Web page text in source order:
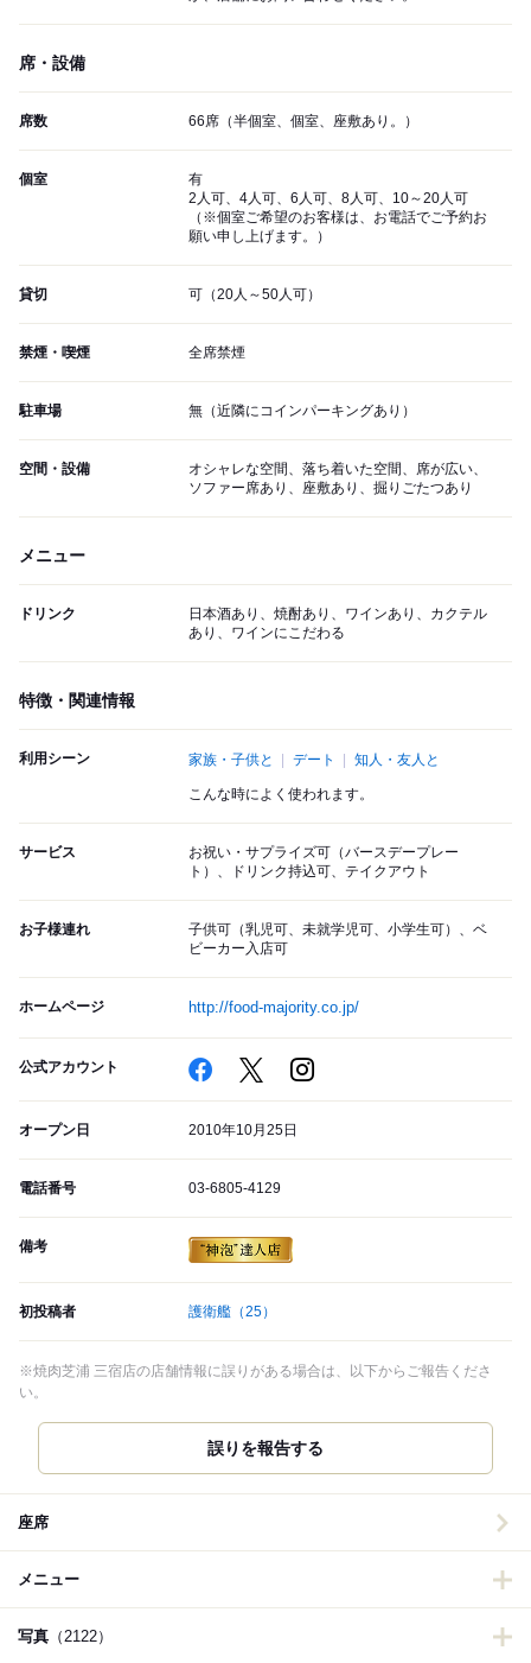
席・設備
席数 66席（半個室、個室、座敷あり。）
個室
有
2人可、4人可、6人可、8人可、10～20人可
（※個室ご希望のお客様は、お電話でご予約お
願い申し上げます。）
貸切 可（20人～50人可）
禁煙・喫煙 全席禁煙
駐車場 無（近隣にコインパーキングあり）
空間・設備
オシャレな空間、落ち着いた空間、席が広い、
ソファー席あり、座敷あり、掘りごたつあり
メニュー
ドリンク
日本酒あり、焼酎あり、ワインあり、カクテル
あり、ワインにこだわる
特徴・関連情報
利用シーン 家族・子供と デート 知人・友人と
こんな時によく使われます。
サービス
お祝い・サプライズ可（バースデープレー
ト）、ドリンク持込可、テイクアウト
お子様連れ
子供可（乳児可、未就学児可、小学生可）、ベ
ビーカー入店可
ホームページ http://food-majority.co.jp/
公式アカウント
オープン日 2010年10月25日
電話番号 03-6805-4129
備考
初投稿者 護衛艦 （25）
※焼肉芝浦 三宿店の店舗情報に誤りがある場合は、以下からご報告くださ
い。
誤りを報告する
座席
メニュー
写真 （2122）